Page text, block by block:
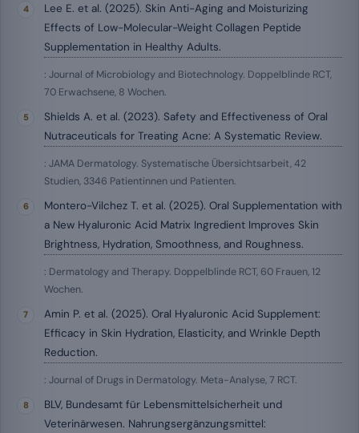
Lee E. et al. (2025). Skin Anti-Aging and Moisturizing
Effects of Low-Molecular-Weight Collagen Peptide
Supplementation in Healthy Adults.
: Journal of Microbiology and Biotechnology. Doppelblinde RCT,
70 Erwachsene, 8 Wochen.
Shields A. et al. (2023). Safety and Effectiveness of Oral
Nutraceuticals for Treating Acne: A Systematic Review.
: JAMA Dermatology. Systematische Übersichtsarbeit, 42
Studien, 3346 Patientinnen und Patienten.
Montero-Vilchez T. et al. (2025). Oral Supplementation with
a New Hyaluronic Acid Matrix Ingredient Improves Skin
Brightness, Hydration, Smoothness, and Roughness.
: Dermatology and Therapy. Doppelblinde RCT, 60 Frauen, 12
Wochen.
Amin P. et al. (2025). Oral Hyaluronic Acid Supplement:
Efficacy in Skin Hydration, Elasticity, and Wrinkle Depth
Reduction.
: Journal of Drugs in Dermatology. Meta-Analyse, 7 RCT.
BLV, Bundesamt für Lebensmittelsicherheit und
Veterinärwesen. Nahrungsergänzungsmittel: